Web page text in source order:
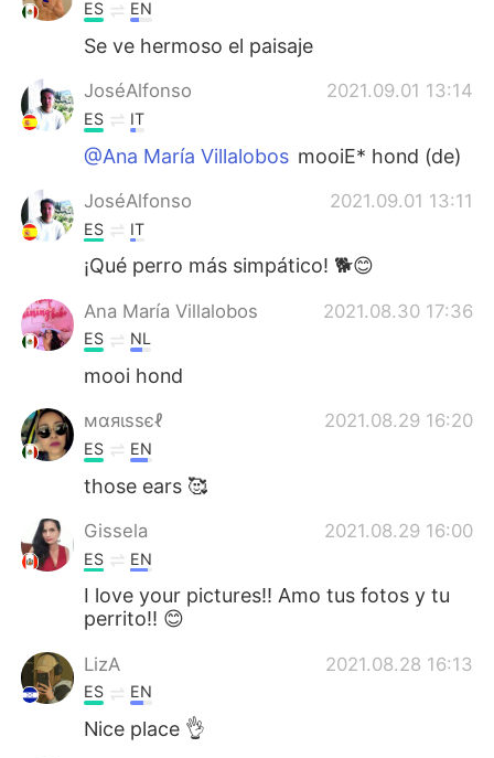
ES EN
Se ve hermoso el paisaje
JoséAlfonso 2021.09.01 13:14
ES IT
@Ana María Villalobos mooiE* hond (de)
JoséAlfonso 2021.09.01 13:11
ES IT
¡Qué perro más simpático! 🐕😊
Ana María Villalobos 2021.08.30 17:36
ES NL
mooi hond
мαяιѕѕєℓ 2021.08.29 16:20
ES EN
those ears 🥰
Gissela 2021.08.29 16:00
ES EN
I love your pictures!! Amo tus fotos y tu
perrito!! 😊
LizA 2021.08.28 16:13
ES EN
Nice place 👌